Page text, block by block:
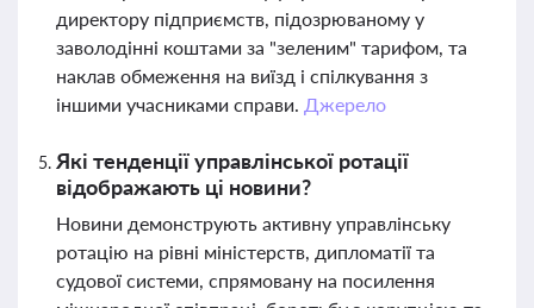
директору підприємств, підозрюваному у
заволодінні коштами за "зеленим" тарифом, та
наклав обмеження на виїзд і спілкування з
іншими учасниками справи. Джерело
Які тенденції управлінської ротації
відображають ці новини?
Новини демонструють активну управлінську
ротацію на рівні міністерств, дипломатії та
судової системи, спрямовану на посилення